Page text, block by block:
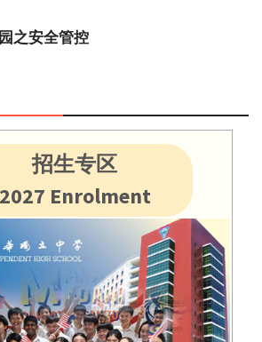
之安全管控
招生专区
2027 Enrolment